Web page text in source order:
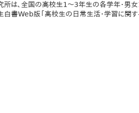
は、全国の高校生1～3年生の各学年・男
書Web版「高校生の日常生活・学習に関す